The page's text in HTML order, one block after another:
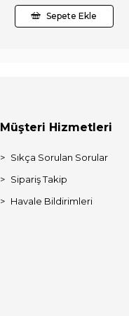
Sepete Ekle
Müşteri Hizmetleri
Sıkça Sorulan Sorular
Sipariş Takip
Havale Bildirimleri